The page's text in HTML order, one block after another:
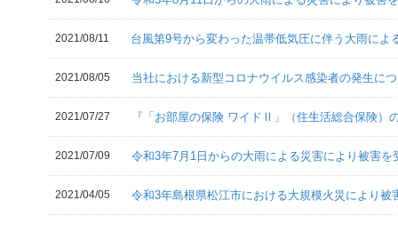
2021/08/11 台風第9号から変わった温帯低気圧に伴う大雨に
2021/08/05 当社における新型コロナウイルス感染者の発生に
2021/07/27 『「お部屋の保険 ワイドⅡ」（住生活総合保険）
2021/07/09 令和3年7月1日からの大雨による災害により被害
2021/04/05 令和3年島根県松江市における大規模火災により